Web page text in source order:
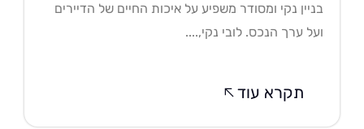
נקי ומסודר משפיע על איכות החיים של הדיירים
ערך הנכס. לובי נקי,....
תקרא עוד